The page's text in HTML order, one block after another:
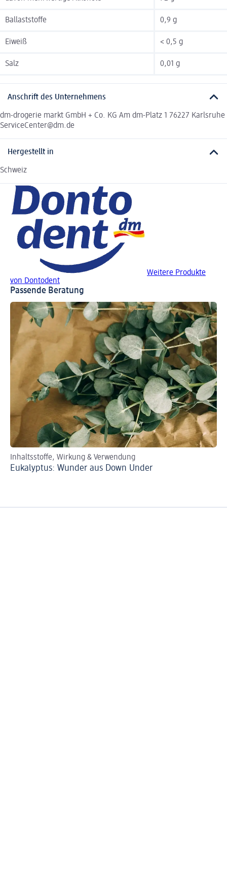
Ballaststoffe 0,9 g
Eiweiß < 0,5 g
Salz 0,01 g
Anschrift des Unternehmens
dm-drogerie markt GmbH + Co. KG Am dm-Platz 1 76227 Karlsruhe
ServiceCenter@dm.de
Hergestellt in
Schweiz
Weitere Produkte
von Dontodent
Passende Beratung
Inhaltsstoffe, Wirkung & Verwendung
Eukalyptus: Wunder aus Down Under